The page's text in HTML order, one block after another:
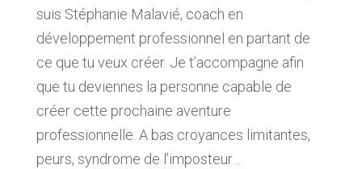
suis Stéphanie Malavié, coach en
développement professionnel en partant de
ce que tu veux créer. Je t’accompagne afin
que tu deviennes la personne capable de
créer cette prochaine aventure
professionnelle. A bas croyances limitantes,
peurs, syndrome de l’imposteur…